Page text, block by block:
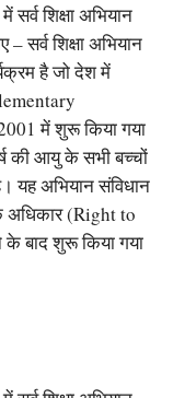
सर्व शिक्षा अभियान
सर्व शिक्षा अभियान
है जो देश में
में शुरू किया गया
की आयु के सभी बच्चों
यह अभियान संविधान
अधिकार (Right to
बाद शुरू किया गया